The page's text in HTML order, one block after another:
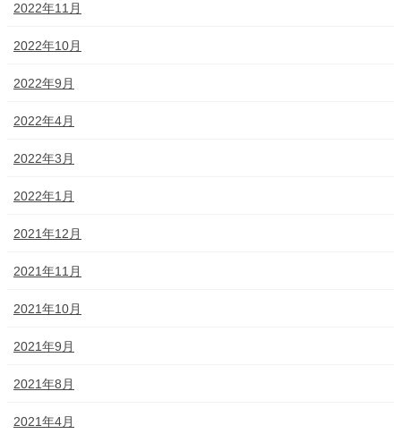
2022年11月
2022年10月
2022年9月
2022年4月
2022年3月
2022年1月
2021年12月
2021年11月
2021年10月
2021年9月
2021年8月
2021年4月